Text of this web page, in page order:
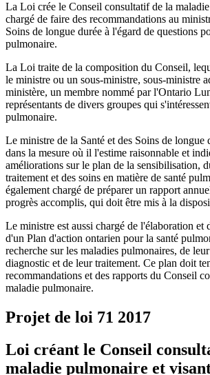
La Loi crée le Conseil consultatif de la
chargé de faire des recommandations au
Soins de longue durée à l'égard de questions
pulmonaire.
La Loi traite de la composition du Conseil,
le ministre ou un sous-ministre, sous-ministre
ministère, un membre nommé par l'Ontario
représentants de divers groupes qui
pulmonaire.
Le ministre de la Santé et des Soins de longue
dans la mesure où il l'estime raisonnable et
améliorations sur le plan de la sensibilisation,
traitement et des soins en matière de santé
également chargé de préparer un rapport
progrès accomplis, qui doit être mis à la
Le ministre est aussi chargé de l'élaboration et
d'un Plan d'action ontarien pour la santé
recherche sur les maladies pulmonaires, de
diagnostic et de leur traitement. Ce plan doit
recommandations et des rapports du Conseil
maladie pulmonaire.
Projet de loi 71 2017
Loi créant le Conseil
maladie pulmonaire et